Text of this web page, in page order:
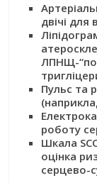
двічі для
ЛПНЩ-
Пульс та
роботу
Шкала
оцінка
серцево-